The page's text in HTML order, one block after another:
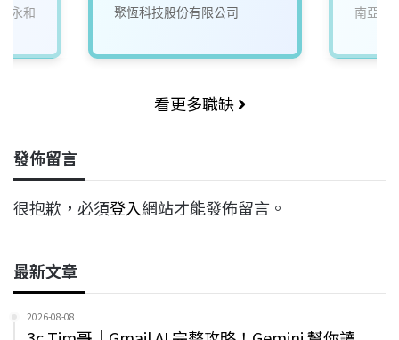
永和 聚恆科技股份有限公司 南亞科
看更多職缺
發佈留言
很抱歉，必須登入網站才能發佈留言。
最新文章
2026-08-08